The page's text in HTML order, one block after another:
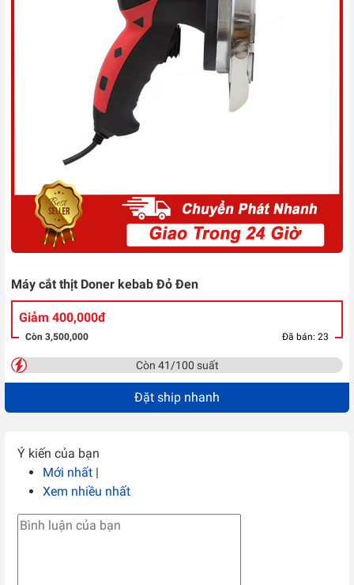
Máy cắt thịt Doner kebab Đỏ Đen
Giảm 400,000đ
Còn 3,500,000 Đã bán: 23
Còn 41/100 suất
Đặt ship nhanh
Ý kiến của bạn
Mới nhất |
Xem nhiều nhất